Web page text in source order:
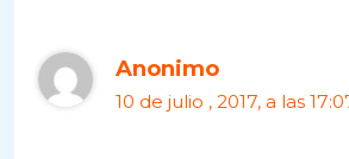
Anonimo
10 de julio , 2017, a las